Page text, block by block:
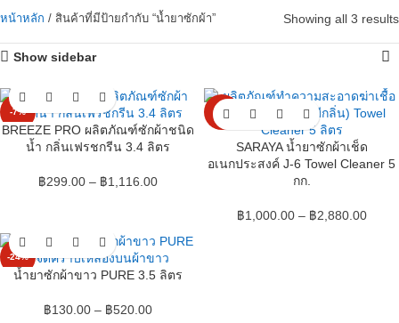
หน้าหลัก สินค้าที่มีป้ายกำกับ “น้ำยาซักผ้า” Showing all 3 results
Show sidebar
-7%
BREEZE PRO ผลิตภัณฑ์ซักผ้าชนิด
น้ำ กลิ่นเฟรชกรีน 3.4 ลิตร
฿299.00 – ฿1,116.00
-4%
SARAYA น้ำยาซักผ้าเช็ด
อเนกประสงค์ J-6 Towel Cleaner 5
กก.
฿1,000.00 – ฿2,880.00
-24%
น้ำยาซักผ้าขาว PURE 3.5 ลิตร
฿130.00 – ฿520.00